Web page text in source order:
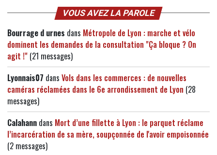
VOUS AVEZ LA PAROLE
Bourrage d urnes dans Métropole de Lyon : marche et vélo
dominent les demandes de la consultation "Ça bloque ? On
agit !" (21 messages)
Lyonnais07 dans Vols dans les commerces : de nouvelles
caméras réclamées dans le 6e arrondissement de Lyon (28
messages)
Calahann dans Mort d’une fillette à Lyon : le parquet réclame
l’incarcération de sa mère, soupçonnée de l'avoir empoisonnée
(2 messages)